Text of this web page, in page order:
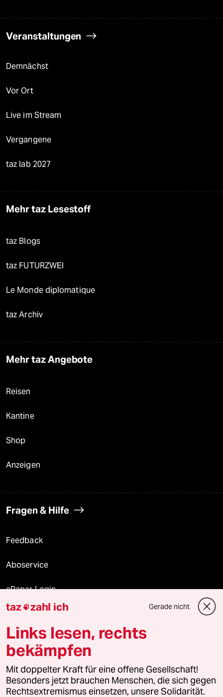
Veranstaltungen
Demnächst
Vor Ort
Live im Stream
Vergangene
taz lab 2027
Mehr taz Lesestoff
taz Blogs
taz FUTURZWEI
Le Monde diplomatique
taz Archiv
Mehr taz Angebote
Reisen
Kantine
Shop
Anzeigen
Fragen & Hilfe
Feedback
Aboservice
ePaper Login
Downloads für Abonnierende
© 2026 taz Verlags und Vertriebs GmbH
Alle Rechte vorbehalten. Bei rechtlichen Fragen oder für Genehmigungen
wenden Sie sich bitte an lizenzen@taz.de
taz zahl ich Gerade nicht
Links lesen, rechts
bekämpfen
Mit doppelter Kraft für eine offene Gesellschaft!
Besonders jetzt brauchen Menschen, die sich gegen
Rechtsextremismus einsetzen, unsere Solidarität.